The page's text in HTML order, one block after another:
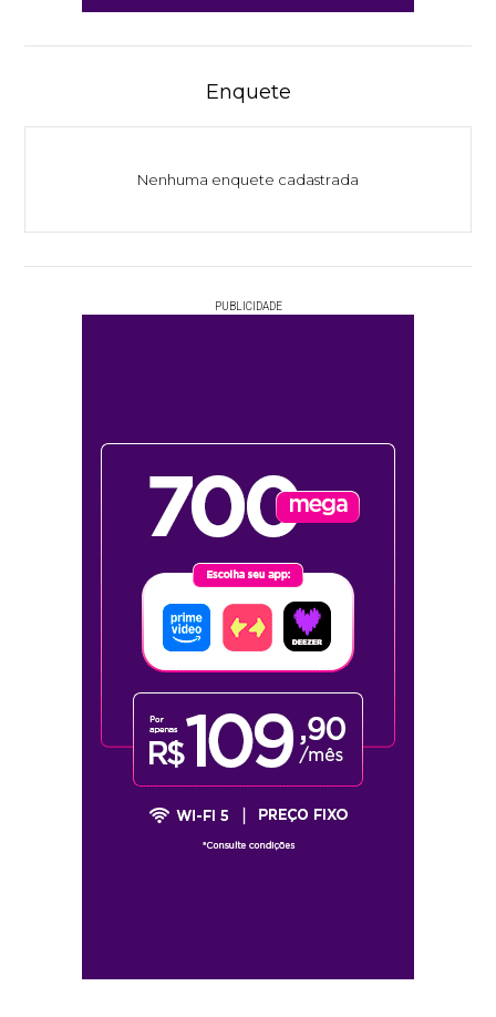
Enquete
Nenhuma enquete cadastrada
PUBLICIDADE